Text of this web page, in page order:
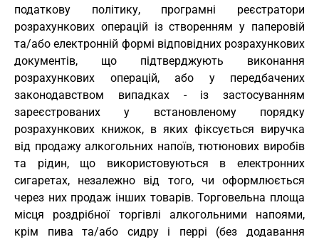
податкову політику, програмні реєстратори
розрахункових операцій із створенням у паперовій
та/або електронній формі відповідних розрахункових
документів, що підтверджують виконання
розрахункових операцій, або у передбачених
законодавством випадках - із застосуванням
зареєстрованих у встановленому порядку
розрахункових книжок, в яких фіксується виручка
від продажу алкогольних напоїв, тютюнових виробів
та рідин, що використовуються в електронних
сигаретах, незалежно від того, чи оформлюється
через них продаж інших товарів. Торговельна площа
місця роздрібної торгівлі алкогольними напоями,
крім пива та/або сидру і перрі (без додавання